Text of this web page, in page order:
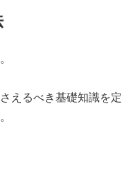
えるべき基礎知識を定